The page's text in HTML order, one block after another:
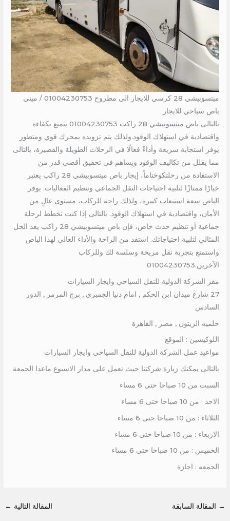
ميتسوبيشي 28 كرسي للايجار الى مطروح 01004230753 / ميني
باص سياحي للايجار
بالتالى باص ميتسوبيشي 28 راكب 01004230753 يتمتع بكفاءة
واقتصادية في استهلاك الوقود.ولذلك يتم تزويده بمحرك قوي ومتطور
يوفر استجابة سريعة وأداءً فعالًا في الرحلات الطويلة والقصيرة، بالتالى
مما يقلل من تكاليف الوقود ويساهم في تحقيق أقصى قدر من
الاستفادة من رحلتكوختاماً، إيجار باص ميتسوبيشي 28 راكب يعتبر
خيارًا ممتازًا لتلبية احتياجات النقل الجماعي وتنظيم الفعاليات. يوفر
الباص سعة استيعاب كبيرة، ولذلك راحة للركاب، مستوى عالٍ من
الأمان، واقتصادية في استهلاك الوقود. بالتالى إذا كنت تخطط لرحلة
جماعية أو تنظيم حدث خاص، فإن باص ميتسوبيشي 28 راكب يعد الحل
المثالي لتلبية احتياجاتك. استفد من الراحة والأداء العالي لهذا الباص
واستمتع بتجربة نقل مريحة وسلسة لك وللركاب
الآخرين.01004230753
مقر الشركة الدولية للنقل السياحي وايجار السيارات
27 شارع ميدان ابن الحكم , امام دنيا الجمبرى , برج المرمر , الدور
السادس
حلميه الزيتون , مصر , القاهرة
اللوكيشين : الموقع
مواعيد عمل الشركة الدولية للنقل السياحي وايجار السيارات
بالتالى يمكنك زيارة شركتنا حيث نعمل على مدار الاسبوع ماعدا الجمعة
السبت من 10 صباحا حتى 6 مساء
الاحد : من 10 صباحا حتى 6 مساء
الثلاثاء : من 10 صباحا حتى 6 مساء
الاربعاء : من 10 صباحا حتى 6 مساء
الخميس : من 10 صباحا حتى 6 مساء
الجمعه : اجازة
→ المقالة السابقة المقالة التالية ←